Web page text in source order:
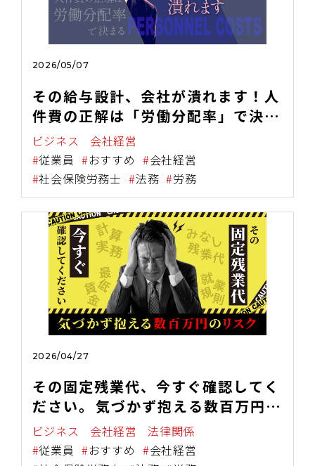
2026/05/07
その給与設計、会社が潰れます！人
件費の正解は「労働分配率」で決ま
る
ビジネス
会社経営
従業員
おすすめ
会社経営
社会保険労務士
法務 労務
2026/04/27
その固定残業代、今すぐ確認してく
ださい。――気づかず抱える数百万円の
リスク
ビジネス 会社経営
法律関係
従業員
おすすめ
会社経営